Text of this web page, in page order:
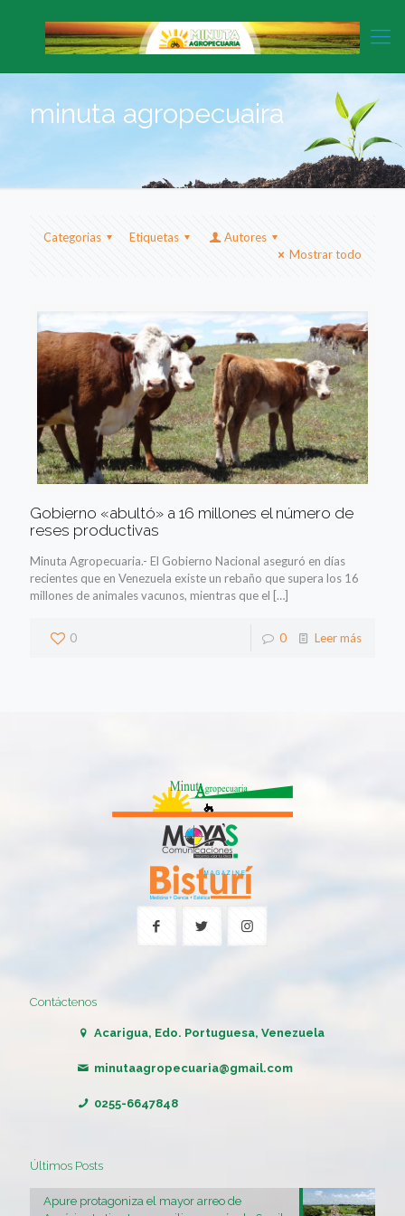
minuta agropecuaira
Categorias Etiquetas
Autores
Mostrar todo
Gobierno «abultó» a 16 millones el número de
reses productivas
Minuta Agropecuaria.- El Gobierno Nacional aseguró en días
recientes que en Venezuela existe un rebaño que supera los 16
millones de animales vacunos, mientras que el […]
0 0 Leer más
Contáctenos
Acarigua, Edo. Portuguesa, Venezuela
minutaagropecuaria@gmail.com
0255-6647848
Últimos Posts
Apure protagoniza el mayor arreo de